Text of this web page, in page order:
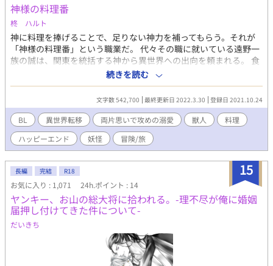
神様の料理番
柊 ハルト
神に料理を捧げることで、足りない神力を補ってもらう。それが
「神様の料理番」という職業だ。 代々その職に就いている遠野一
族の誠は、関東を統括する神から異世界への出向を頼まれる。 食
文化だけはほぼ忠実に再現した中世ヨーロッパ時代調の、剣と魔
法のテンプレ世界だと言うが、その世界の創造神であるルシリュ
ーリクへの心象は最悪に近い。 いざ降り立ってみると"約束"が違
う。どこが大神殿だ、森の中じゃねぇか！と毒を吐く誠の姿は狐
に戻っていて…？ 更に出会った狼獣人のアレクセイは、最初から
距離が近い。しかし、自身の出生や一族の秘密のことがあるの
で、恋なんてどうでもいい誠。 突き放したいのに、アレクセイの
腕からは逃れられない。もしかして、これが番いというものなの
か？ これは、パティシエである遠野誠がアレクセイを尻に敷きつ
つ、何やかんやスイーツを作って一攫千金を狙うのではなく、互
いの心を狙うハートフルでソウルフルな旅日誌に近い物語である
(意訳)。 ムーンライトノベルズさんでも公開中です。
続きを読む
文字数 542,700 最終更新日 2022.3.30 登録日 2021.10.24
BL 異世界転移 両片思いで攻めの溺愛 獣人
料理
ハッピーエンド
妖怪 冒険/旅
15
長編 完結 R18
お気に入り : 1,071 24h.ポイント : 14
ヤンキー、お山の総大将に拾われる。-理不尽が俺に婚姻
届押し付けてきた件について-
だいきち